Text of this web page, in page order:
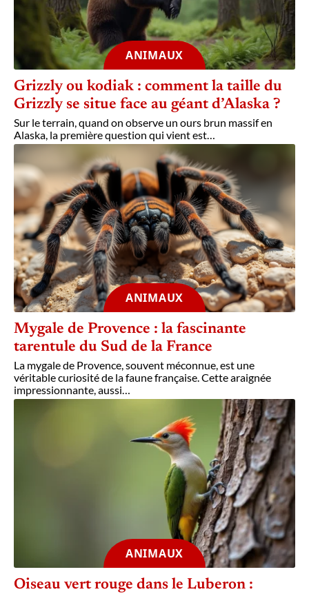
ANIMAUX
Grizzly ou kodiak : comment la taille du
Grizzly se situe face au géant d’Alaska ?
Sur le terrain, quand on observe un ours brun massif en
Alaska, la première question qui vient est
ANIMAUX
Mygale de Provence : la fascinante
tarentule du Sud de la France
La mygale de Provence, souvent méconnue, est une
véritable curiosité de la faune française. Cette araignée
impressionnante, aussi…
ANIMAUX
Oiseau vert rouge dans le Luberon :